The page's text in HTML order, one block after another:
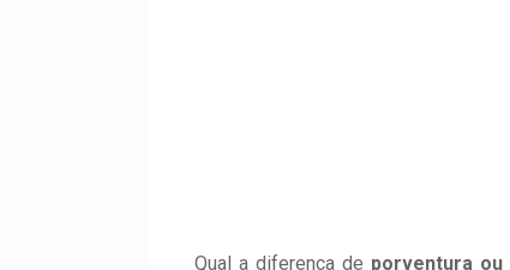
Qual a diferença de porventura